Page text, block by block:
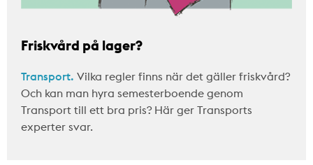
Friskvård på lager?
Transport. Vilka regler finns när det gäller friskvård?
Och kan man hyra semesterboende genom
Transport till ett bra pris? Här ger Transports
experter svar.